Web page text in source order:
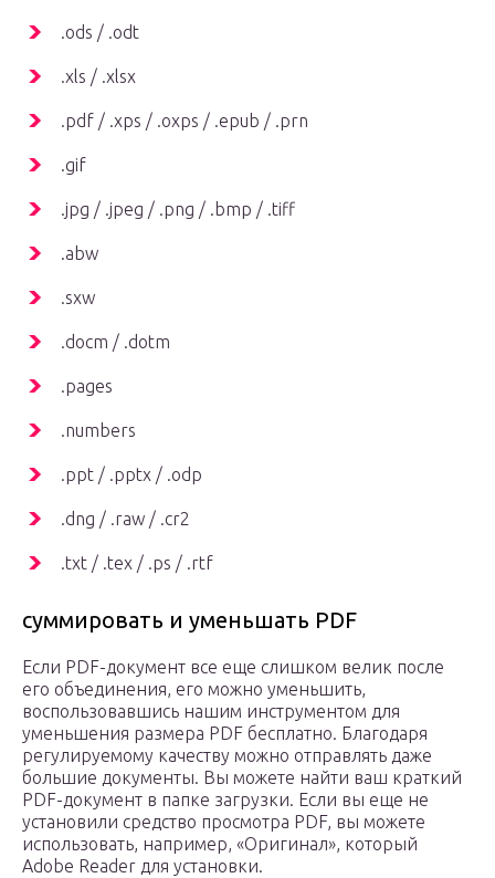
.ods / .odt
.xls / .xlsx
.pdf / .xps / .oxps / .epub / .prn
.gif
.jpg / .jpeg / .png / .bmp / ​​.tiff
.abw
.sxw
.docm / .dotm
.pages
.numbers
.ppt / .pptx / .odp
.dng / .raw / .cr2
.txt / .tex / .ps / .rtf
суммировать и уменьшать PDF
Если PDF-документ все еще слишком велик после
его объединения, его можно уменьшить,
воспользовавшись нашим инструментом для
уменьшения размера PDF бесплатно. Благодаря
регулируемому качеству можно отправлять даже
большие документы. Вы можете найти ваш краткий
PDF-документ в папке загрузки. Если вы еще не
установили средство просмотра PDF, вы можете
использовать, например, «Оригинал», который
Adobe Reader для установки.